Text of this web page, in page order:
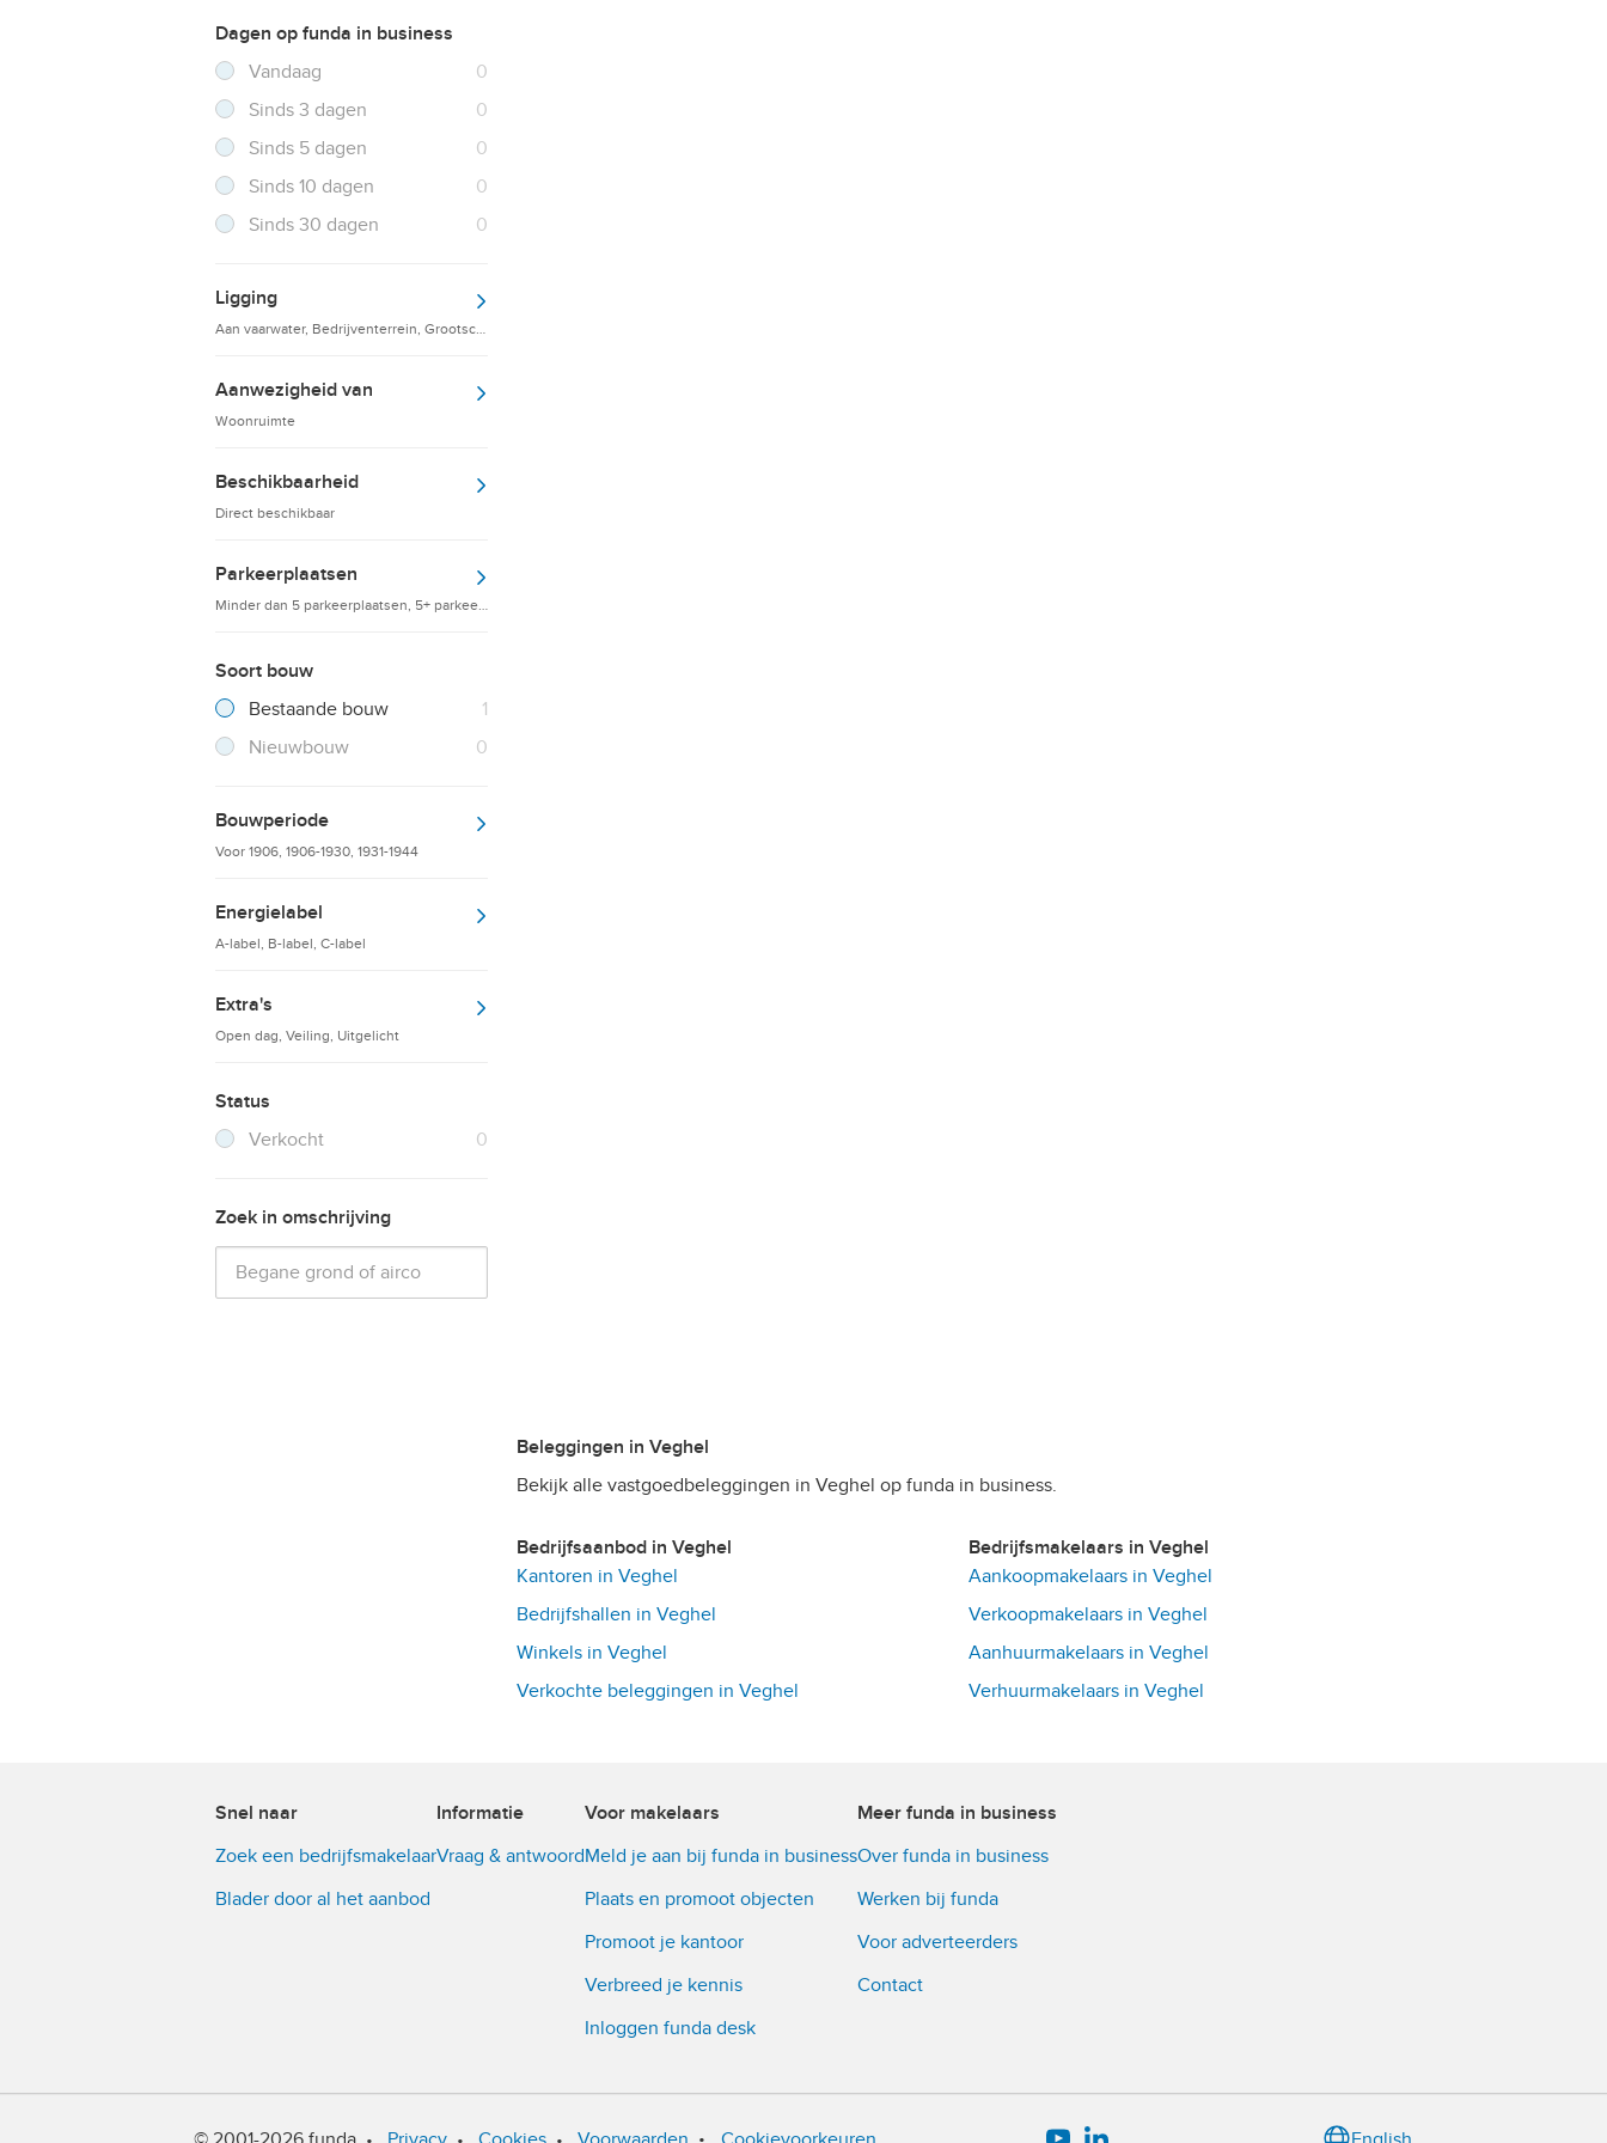
Dagen op funda in business
Filter verwijderen
Vandaag 0
Sinds 3 dagen
0
Sinds 5 dagen
0
Sinds 10 dagen
0
Sinds 30 dagen
0
Ligging
Aan vaarwater, Bedrijventerrein, Grootschalige detailhandelsvestigingen
Aanwezigheid van
Woonruimte
Beschikbaarheid
Direct beschikbaar
Parkeerplaatsen
Minder dan 5 parkeerplaatsen, 5+ parkeerplaatsen, 10+ parkeerplaatsen
Soort bouw
Filter verwijderen
Bestaande bouw 1
Resultaten
Nieuwbouw
0
Resultaten
Bouwperiode
Voor 1906, 1906-1930, 1931-1944
Energielabel
A-label, B-label, C-label
Extra's
Open dag, Veiling, Uitgelicht
Status
Filter verwijderen
Verkocht 0
Resultaten
Zoek in omschrijving
Beleggingen in Veghel
Bekijk alle vastgoedbeleggingen in Veghel op funda in business.
Bedrijfsaanbod in Veghel
Kantoren in Veghel
Bedrijfshallen in Veghel
Winkels in Veghel
Verkochte beleggingen in Veghel
Bedrijfsmakelaars in Veghel
Aankoopmakelaars in Veghel
Verkoopmakelaars in Veghel
Aanhuurmakelaars in Veghel
Verhuurmakelaars in Veghel
Snel naar
Zoek een bedrijfsmakelaar
Blader door al het aanbod
Informatie
Vraag & antwoord
Voor makelaars
Meld je aan bij funda in business
Plaats en promoot objecten
Promoot je kantoor
Verbreed je kennis
Inloggen funda desk
Meer funda in business
Over funda in business
Werken bij funda
Voor adverteerders
Contact
•